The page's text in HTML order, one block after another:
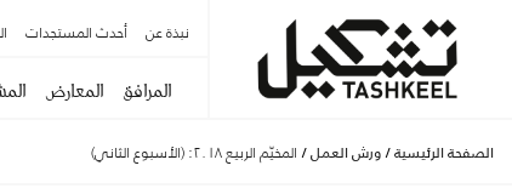
نبذة عن أحدث المستجدات
المرافق المعارض
الصفحة الرئيسية / ورش العمل / المخيّم الربيع ٢٠١٨: (الأسبوع الثاني)